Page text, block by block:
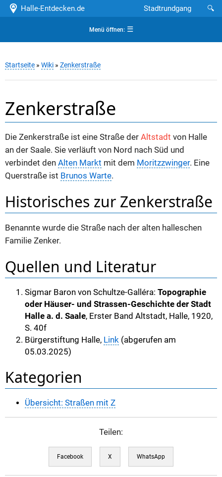
Halle-Entdecken.de 🔍
Stadtrundgang
Menü öffnen:☰
Startseite » Wiki » Zenkerstraße
Zenkerstraße
Die Zenkerstraße ist eine Straße der Altstadt von Halle
an der Saale. Sie verläuft von Nord nach Süd und
verbindet den Alten Markt mit dem Moritzzwinger. Eine
Querstraße ist Brunos Warte.
Historisches zur Zenkerstraße
Benannte wurde die Straße nach der alten halleschen
Familie Zenker.
Quellen und Literatur
Sigmar Baron von Schultze-Galléra: Topographie
oder Häuser- und Strassen-Geschichte der Stadt
Halle a. d. Saale, Erster Band Altstadt, Halle, 1920,
S. 40f
Bürgerstiftung Halle, Link (abgerufen am
05.03.2025)
Kategorien
Übersicht: Straßen mit Z
Teilen:
Facebook X WhatsApp